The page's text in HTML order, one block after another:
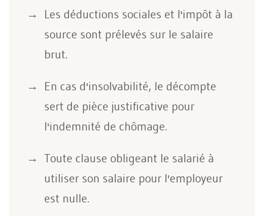
Les déductions sociales et l'impôt à la
source sont prélevés sur le salaire
brut.
En cas d'insolvabilité, le décompte
sert de pièce justificative pour
l'indemnité de chômage.
Toute clause obligeant le salarié à
utiliser son salaire pour l'employeur
est nulle.